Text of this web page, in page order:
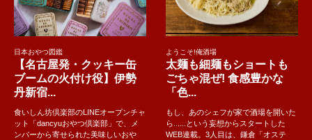
日本おやつ図鑑
【名古屋発・クッキー缶
ブームの火付け役】伊勢
丹新宿...
食いしん坊倶楽部のLINEオープンチャ
ット「dancyuおやつ倶楽部」で、メ
ンバーから寄せられた美味しいおや
ようこそ!俺酒場
太麺も細麺もショートも
ごちゃ混ぜ! 食感豊かな
「色...
もし、あのシェフが家で酒場を開いた
ら......という妄想からスタートした
WEB連載。3人目は、鎌倉「オステ